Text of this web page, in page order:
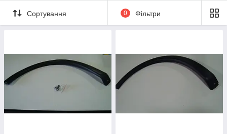
Фільтри
Гальмівна система
Аксесуари
Зчеплення
Сортування 0 Фільтри